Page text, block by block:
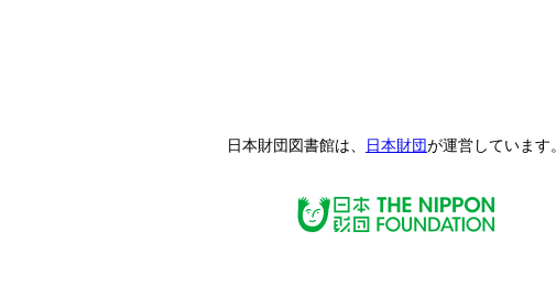
日本財団図書館は、 日本財団が運営しています